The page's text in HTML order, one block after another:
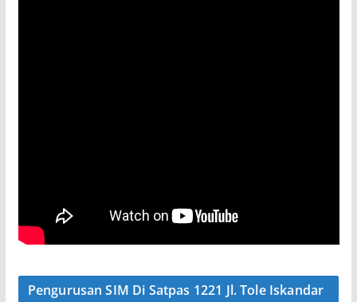
Pengurusan SIM Di Satpas 1221 Jl. Tole Iskandar